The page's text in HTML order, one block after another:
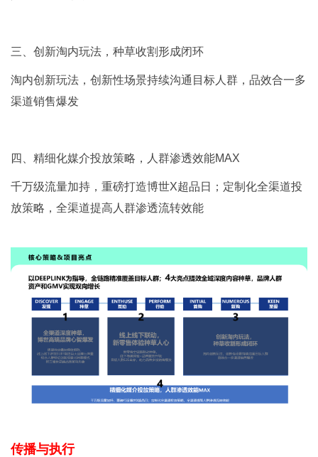
三、创新淘内玩法，种草收割形成闭环
淘内创新玩法，创新性场景持续沟通目标人群，品效合一多
渠道销售爆发
四、精细化媒介投放策略，人群渗透效能MAX
千万级流量加持，重磅打造博世X超品日；定制化全渠道投
放策略，全渠道提高人群渗透流转效能
传播与执行